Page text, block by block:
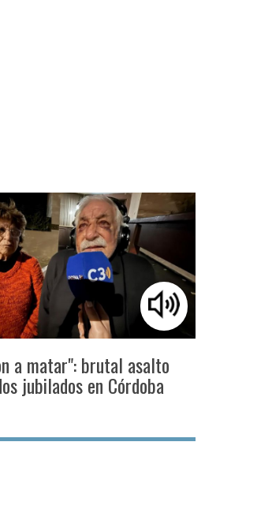
a matar": brutal asalto
jubilados en Córdoba